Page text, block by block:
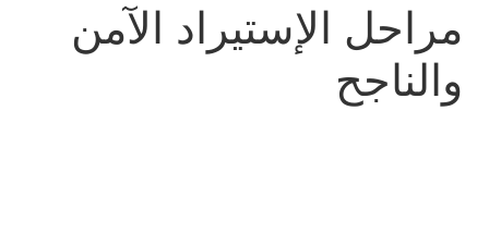
مراحل الإستيراد الآمن
والناجح